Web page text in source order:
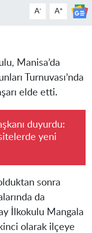
A- A+
Manisa’da
Turnuvası’nda
elde etti.
duyurdu:
yeni
sonra
da
İlkokulu Mangala
olarak ilçeye